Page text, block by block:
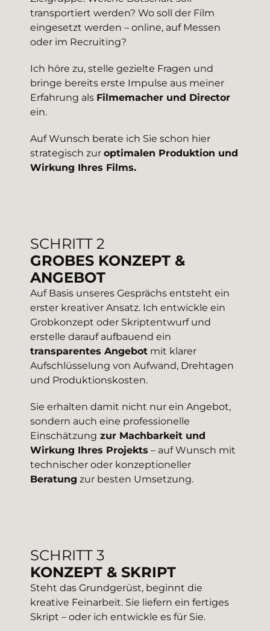
transportiert werden? Wo soll der Film
eingesetzt werden – online, auf Messen
oder im Recruiting?
Ich höre zu, stelle gezielte Fragen und
bringe bereits erste Impulse aus meiner
Erfahrung als Filmemacher und Director
ein.
Auf Wunsch berate ich Sie schon hier
strategisch zur optimalen Produktion und
Wirkung Ihres Films.
SCHRITT 2
GROBES KONZEPT &
ANGEBOT
Auf Basis unseres Gesprächs entsteht ein
erster kreativer Ansatz. Ich entwickle ein
Grobkonzept oder Skriptentwurf und
erstelle darauf aufbauend ein
transparentes Angebot mit klarer
Aufschlüsselung von Aufwand, Drehtagen
und Produktionskosten.
Sie erhalten damit nicht nur ein Angebot,
sondern auch eine professionelle
Einschätzung zur Machbarkeit und
Wirkung Ihres Projekts – auf Wunsch mit
technischer oder konzeptioneller
Beratung zur besten Umsetzung.
SCHRITT 3
KONZEPT & SKRIPT
Steht das Grundgerüst, beginnt die
kreative Feinarbeit. Sie liefern ein fertiges
Skript – oder ich entwickle es für Sie.